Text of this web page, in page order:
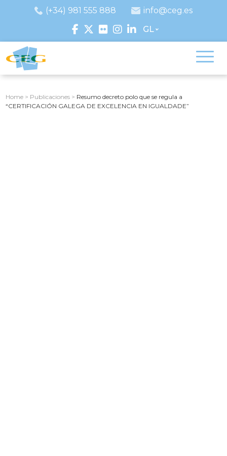
(+34) 981 555 888
info@ceg.es
GL
Home > Publicaciones > Resumo decreto polo que se regula a
“CERTIFICACIÓN GALEGA DE EXCELENCIA EN IGUALDADE”